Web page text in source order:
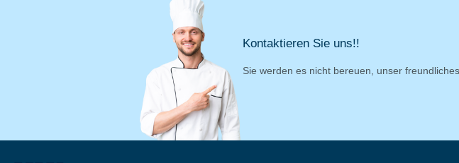
Kontaktieren Sie uns!!
Sie werden es nicht bereuen, unser